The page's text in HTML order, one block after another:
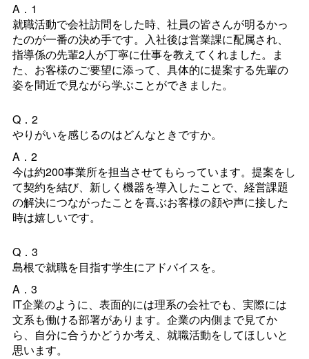
A．1
就職活動で会社訪問をした時、社員の皆さんが明るかっ
たのが一番の決め手です。入社後は営業課に配属され、
指導係の先輩2人が丁寧に仕事を教えてくれました。ま
た、お客様のご要望に添って、具体的に提案する先輩の
姿を間近で見ながら学ぶことができました。
Q．2
やりがいを感じるのはどんなときですか。
A．2
今は約200事業所を担当させてもらっています。提案をし
て契約を結び、新しく機器を導入したことで、経営課題
の解決につながったことを喜ぶお客様の顔や声に接した
時は嬉しいです。
Q．3
島根で就職を目指す学生にアドバイスを。
A．3
IT企業のように、表面的には理系の会社でも、実際には
文系も働ける部署があります。企業の内側まで見てか
ら、自分に合うかどうか考え、就職活動をしてほしいと
思います。